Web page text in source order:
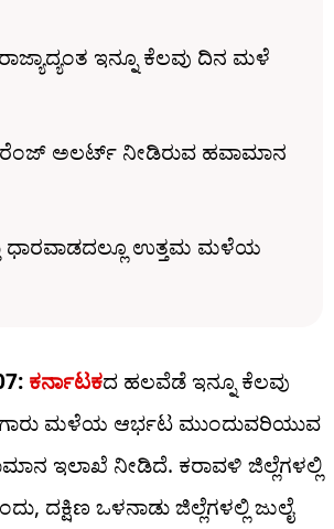
ಇನ್ನೂ ಕೆಲವು ದಿನ ಮಳೆ
ಅಲರ್ಟ್​​ ನೀಡಿರುವ ಹವಾಮಾನ
ಧಾರವಾಡದಲ್ಲೂ ಉತ್ತಮ ಮಳೆಯ
ಕರ್ನಾಟಕದ ಹಲವೆಡೆ ಇನ್ನೂ ಕೆಲವು
ಮಳೆಯ ಆರ್ಭಟ ಮುಂದುವರಿಯುವ
ಇಲಾಖೆ ನೀಡಿದೆ. ಕರಾವಳಿ ಜಿಲ್ಲೆಗಳಲ್ಲಿ
ದಕ್ಷಿಣ ಒಳನಾಡು ಜಿಲ್ಲೆಗಳಲ್ಲಿ ಜುಲೈ